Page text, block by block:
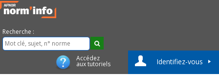
Recherche :
Accédez
aux tutoriels Identifiez-vous